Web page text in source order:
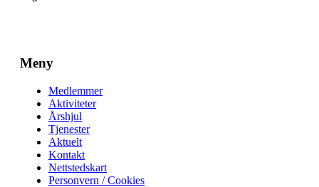
Meny
Main
Menu
Medlemmer
Aktiviteter
Årshjul
Tjenester
Aktuelt
Kontakt
Nettstedskart
Personvern / Cookies